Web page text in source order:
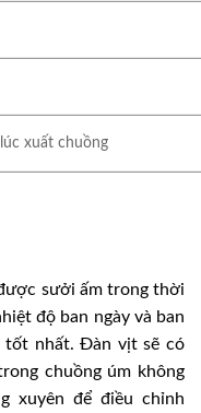
xuất chuồng
sưởi ấm trong thời
độ ban ngày và ban
tốt nhất. Ðàn vịt sẽ có
chuồng úm không
xuyên để điều chỉnh